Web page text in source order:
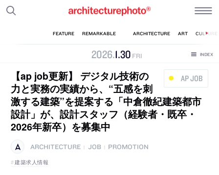
2026.1.30 FRI
AP JOB
【ap job更新】 デジタル技術の
力と実務の実績から、“五感を刺
激する建築”を提案する「中倉徹紀建築都市
設計」が、設計スタッフ（経験者・既卒・
2026年新卒）を募集中
ARCHITECTURE JOB
PROMOTION
建築求人情報